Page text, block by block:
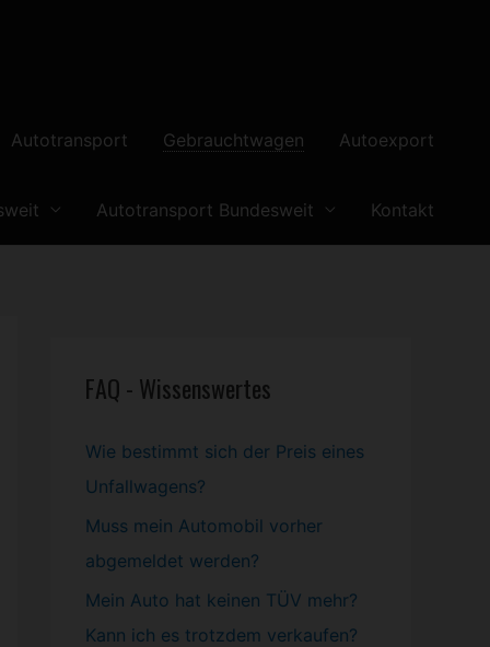
Autotransport Gebrauchtwagen Autoexport
Autotransport Bundesweit Kontakt
FAQ - Wissenswertes
Wie bestimmt sich der Preis eines
Unfallwagens?
Muss mein Automobil vorher
abgemeldet werden?
Mein Auto hat keinen TÜV mehr?
Kann ich es trotzdem verkaufen?